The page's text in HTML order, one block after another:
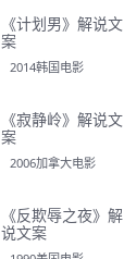
《计划男》解说文
案
2014韩国电影
《寂静岭》解说文
案
2006加拿大电影
《反欺辱之夜》解
说文案